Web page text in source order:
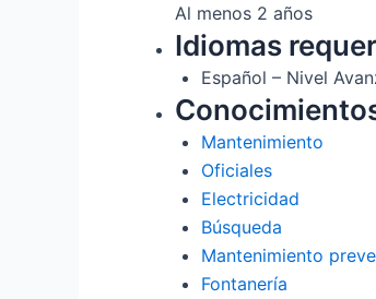
Al menos 2 años
Idiomas
Español – Nivel
Mantenimiento
Oficiales
Electricidad
Búsqueda
Mantenimiento
Fontanería